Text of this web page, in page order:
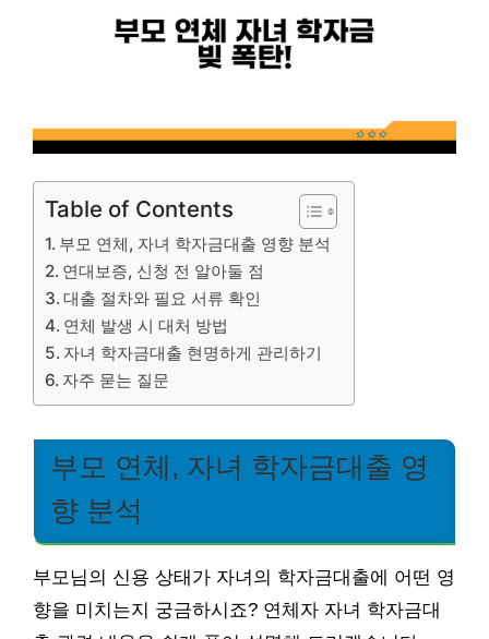
Table of Contents
부모 연체, 자녀 학자금대출 영향 분석
연대보증, 신청 전 알아둘 점
대출 절차와 필요 서류 확인
연체 발생 시 대처 방법
자녀 학자금대출 현명하게 관리하기
자주 묻는 질문
부모 연체, 자녀 학자금대출 영
향 분석
부모님의 신용 상태가 자녀의 학자금대출에 어떤 영
향을 미치는지 궁금하시죠? 연체자 자녀 학자금대